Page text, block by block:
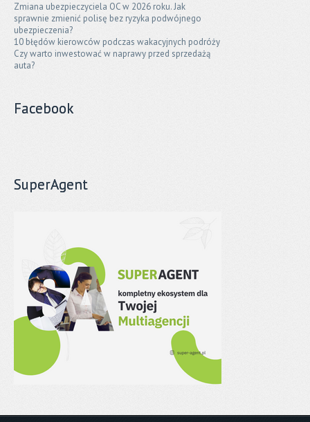
Zmiana ubezpieczyciela OC w 2026 roku. Jak
sprawnie zmienić polisę bez ryzyka podwójnego
ubezpieczenia?
10 błędów kierowców podczas wakacyjnych podróży
Czy warto inwestować w naprawy przed sprzedażą
auta?
Facebook
SuperAgent